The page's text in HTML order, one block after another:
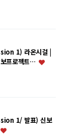
1) 라온시걸 |
프로젝트…
1/ 발표) 신보